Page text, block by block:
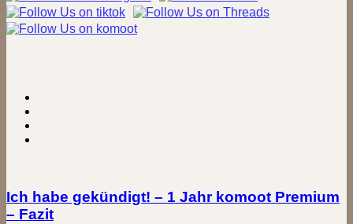
Ich habe gekündigt! – 1 Jahr komoot Premium
– Fazit